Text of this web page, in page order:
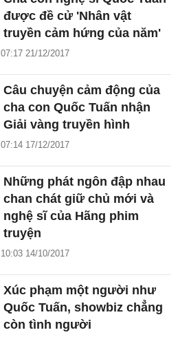
được đề cử 'Nhân vật
truyền cảm hứng của năm'
07:17 21/12/2017
Câu chuyện cảm động của
cha con Quốc Tuấn nhận
Giải vàng truyền hình
07:14 17/12/2017
Những phát ngôn đập nhau
chan chát giữ chủ mới và
nghệ sĩ của Hãng phim
truyện
10:03 14/10/2017
Xúc phạm một người như
Quốc Tuấn, showbiz chẳng
còn tình người